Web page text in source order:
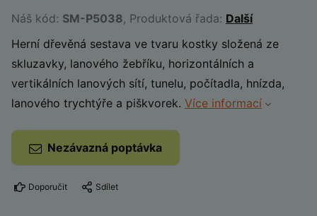
Náš kód: SM-P5038, Produktová řada: Další
Herní dřevěná sestava ve tvaru kostky složená ze
skluzavky, lanového žebříku, horizontálních a
vertikálních lanových sítí, tunelu, počítadla, hnízda,
lanového trychtýře a piškvorek. Více informací
Nezávazná poptávka
Doporučit Sdílet